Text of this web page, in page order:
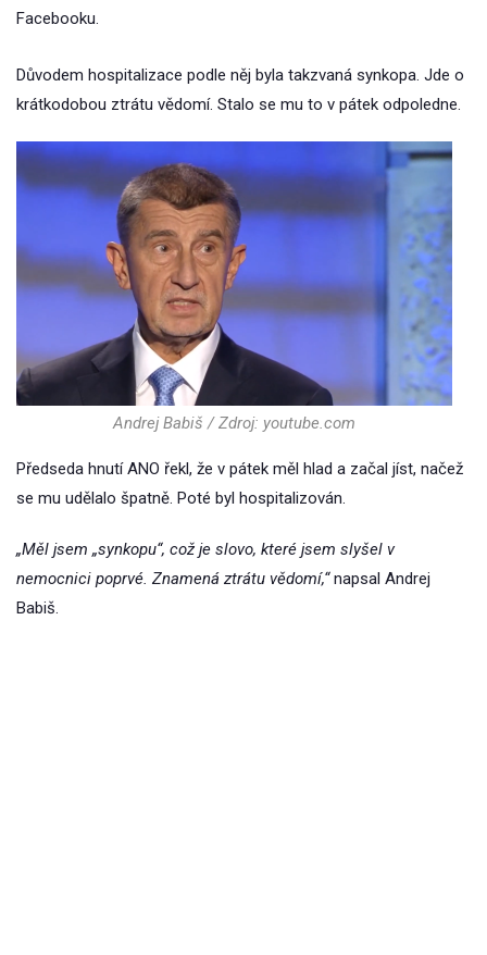
Facebooku.
Důvodem hospitalizace podle něj byla takzvaná synkopa. Jde o
krátkodobou ztrátu vědomí. Stalo se mu to v pátek odpoledne.
Andrej Babiš / Zdroj: youtube.com
Předseda hnutí ANO řekl, že v pátek měl hlad a začal jíst, načež
se mu udělalo špatně. Poté byl hospitalizován.
„Měl jsem „synkopu“, což je slovo, které jsem slyšel v
nemocnici poprvé. Znamená ztrátu vědomí,“napsal Andrej
Babiš.